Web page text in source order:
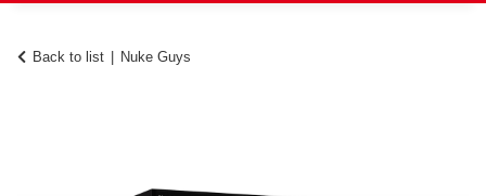
Back to list Nuke Guys